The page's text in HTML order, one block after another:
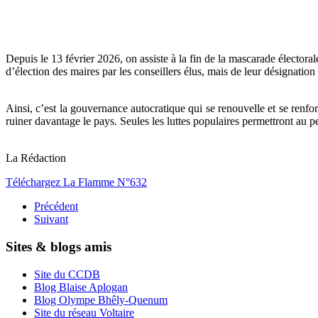
Depuis le 13 février 2026, on assiste à la fin de la mascarade
d’élection des maires par les conseillers élus, mais de leur
Ainsi, c’est la gouvernance autocratique qui se renouvelle et se
ruiner davantage le pays. Seules les luttes populaires permettront au
La Rédaction
Téléchargez La Flamme N°632
Précédent
Suivant
Sites & blogs amis
Site du CCDB
Blog Blaise Aplogan
Blog Olympe Bhêly-Quenum
Site du réseau Voltaire